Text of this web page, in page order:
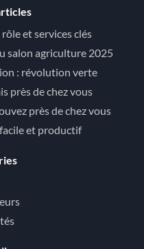
et services clés
salon agriculture 2025
: révolution verte
près de chez vous
près de chez vous
et productif